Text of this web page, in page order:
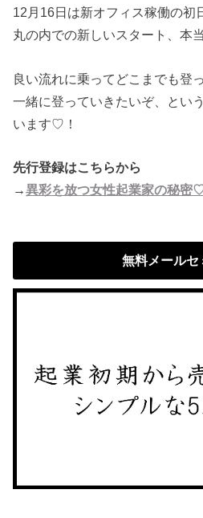
12月16日は新オフィス稼働の初
丸の内での新しいスタート、本
良い流れに乗ってどこまでも登
一緒に登っていきたいぞ、とい
います♡！
先行登録はこちらから
→異彩を放つ女性起業家の秘密
無料メールセ